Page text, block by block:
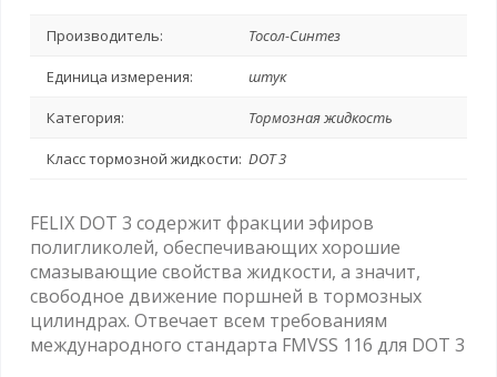
Производитель: Тосол-Синтез
Единица измерения: штук
Категория: Тормозная жидкость
Класс тормозной жидкости: DOT 3
FELIX DOT 3 содержит фракции эфиров
полигликолей, обеспечивающих хорошие
смазывающие свойства жидкости, а значит,
свободное движение поршней в тормозных
цилиндрах. Отвечает всем требованиям
международного стандарта FMVSS 116 для DOT 3